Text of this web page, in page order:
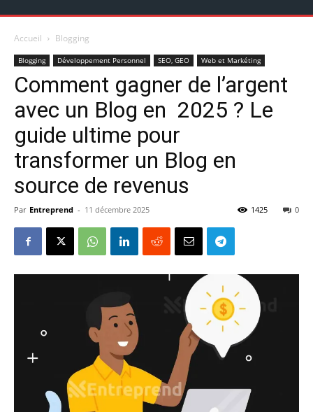
Accueil Blogging
Blogging Développement Personnel SEO, GEO Web et Markéting
Comment gagner de l’argent
avec un Blog en 2025 ? Le
guide ultime pour
transformer un Blog en
source de revenus
Par Entreprend - 11 décembre 2025 0
1425